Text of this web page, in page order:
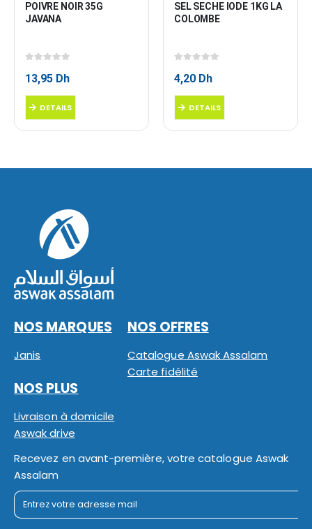
POIVRE NOIR 35G
JAVANA
13,95 Dh
DETAILS
SEL SECHE IODE 1KG LA
COLOMBE
4,20 Dh
DETAILS
NOS MARQUES
Janis
NOS OFFRES
Catalogue Aswak Assalam
Carte fidélité
NOS PLUS
Livraison à domicile
Aswak drive
Recevez en avant-première, votre catalogue Aswak
Assalam